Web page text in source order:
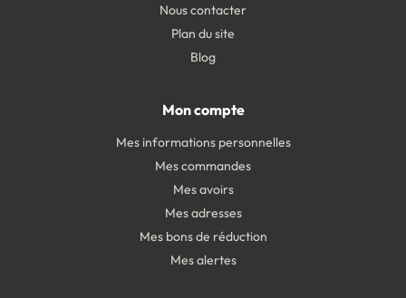
Nous contacter
Plan du site
Blog
Mon compte
Mes informations personnelles
Mes commandes
Mes avoirs
Mes adresses
Mes bons de réduction
Mes alertes